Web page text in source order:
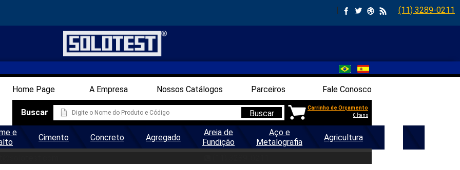
| (11) 3289-0211
Home Page A Empresa Nossos Catálogos Parceiros Fale Conosco
Buscar Buscar
Carrinho de Orçamento
0 Ítens
e
Cimento Concreto Agregado
Areia de
Fundição
Aço e
Metalografia
Agricultura